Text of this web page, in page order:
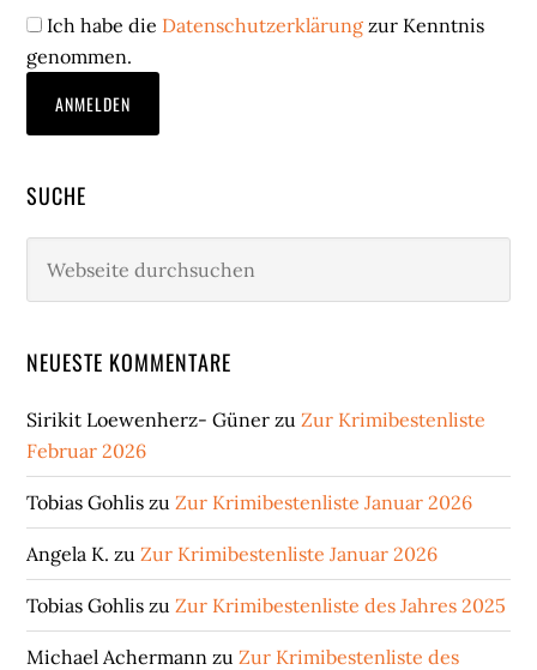
Ich habe die Datenschutzerklärung zur Kenntnis
genommen.
SUCHE
durchsuchen
NEUESTE KOMMENTARE
Sirikit Loewenherz- Güner zuZur Krimibestenliste
Februar 2026
Tobias Gohlis zuZur Krimibestenliste Januar 2026
Angela K. zuZur Krimibestenliste Januar 2026
Tobias Gohlis zuZur Krimibestenliste des Jahres 2025
Michael Achermann zuZur Krimibestenliste des